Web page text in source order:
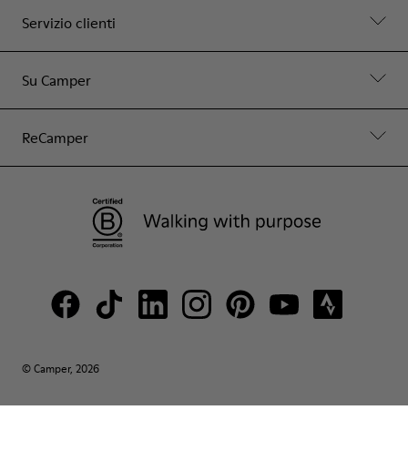
Servizio clienti
Su Camper
ReCamper
© Camper, 2026